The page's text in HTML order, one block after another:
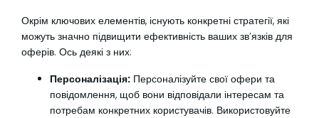
Окрім ключових елементів, існують конкретні стратегії, які
можуть значно підвищити ефективність ваших зв’язків для
оферів. Ось деякі з них:
Персоналізація: Персоналізуйте свої офери та
повідомлення, щоб вони відповідали інтересам та
потребам конкретних користувачів. Використовуйте